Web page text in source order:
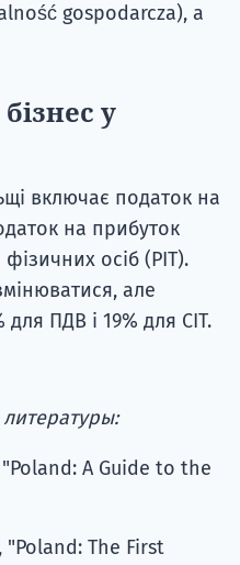
gospodarcza), а
у
включає податок на
на прибуток
осіб (PIT).
але
ПДВ і 19% для CIT.
A Guide to the
The First